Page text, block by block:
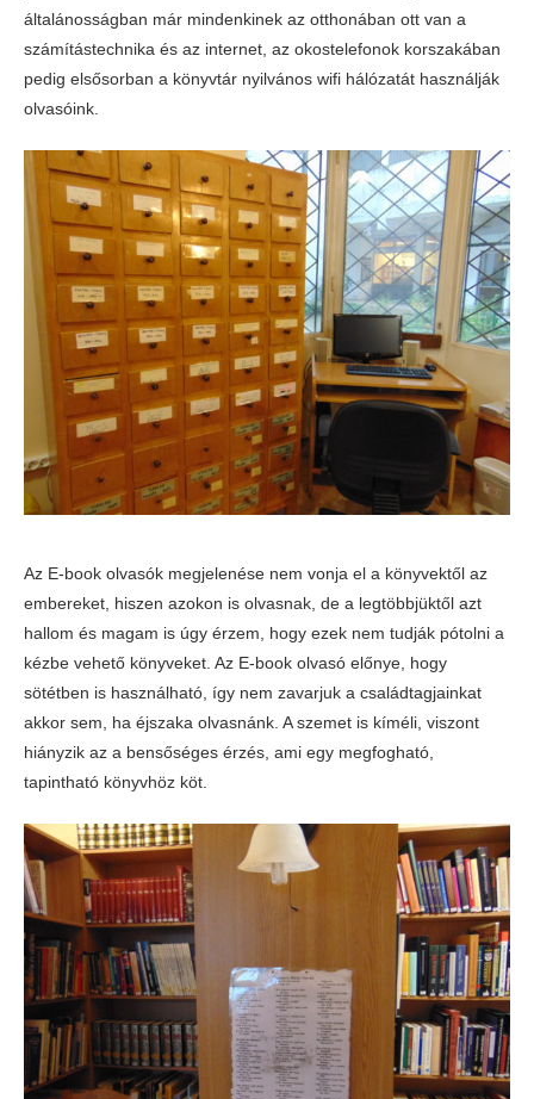
általánosságban már mindenkinek az otthonában ott van a
számítástechnika és az internet, az okostelefonok korszakában
pedig elsősorban a könyvtár nyilvános wifi hálózatát használják
olvasóink.
Az E-book olvasók megjelenése nem vonja el a könyvektől az
embereket, hiszen azokon is olvasnak, de a legtöbbjüktől azt
hallom és magam is úgy érzem, hogy ezek nem tudják pótolni a
kézbe vehető könyveket. Az E-book olvasó előnye, hogy
sötétben is használható, így nem zavarjuk a családtagjainkat
akkor sem, ha éjszaka olvasnánk. A szemet is kíméli, viszont
hiányzik az a bensőséges érzés, ami egy megfogható,
tapintható könyvhöz köt.